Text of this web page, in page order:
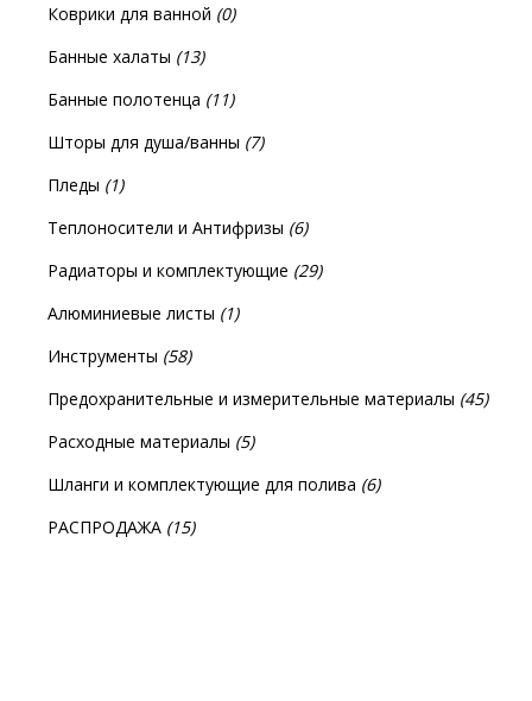
Коврики для ванной (0)
Банные халаты (13)
Банные полотенца (11)
Шторы для душа/ванны (7)
Пледы (1)
Теплоносители и Антифризы (6)
Радиаторы и комплектующие (29)
Алюминиевые листы (1)
Инструменты (58)
Предохранительные и измерительные материалы (45)
Расходные материалы (5)
Шланги и комплектующие для полива (6)
РАСПРОДАЖА (15)